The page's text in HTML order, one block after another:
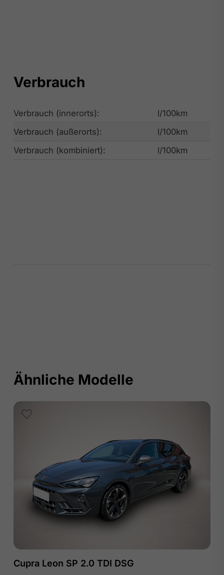
Verbrauch
Verbrauch (innerorts):
l/100km
Verbrauch (außerorts):
l/100km
Verbrauch (kombiniert):
l/100km
Ähnliche Modelle
Cupra Leon SP 2.0 TDI DSG